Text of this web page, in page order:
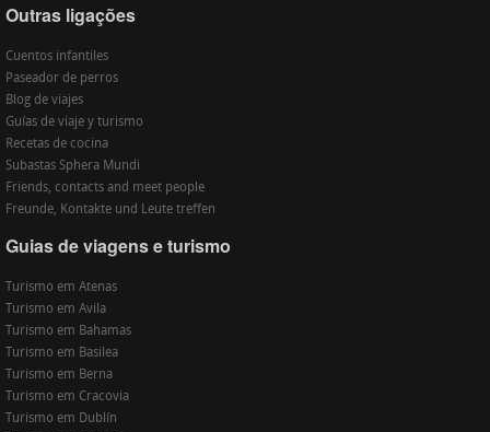
Outras ligações
Cuentos infantiles
Paseador de perros
Blog de viajes
Guías de viaje y turismo
Recetas de cocina
Subastas Sphera Mundi
Friends, contacts and meet people
Freunde, Kontakte und Leute treffen
Guias de viagens e turismo
Turismo em Atenas
Turismo em Avila
Turismo em Bahamas
Turismo em Basilea
Turismo em Berna
Turismo em Cracovia
Turismo em Dublín